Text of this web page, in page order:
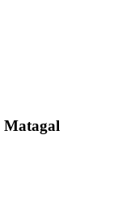
Matagal